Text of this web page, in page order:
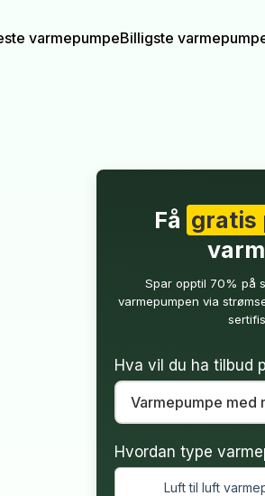
varmepumpeBilligste
Få gratis
Spar opptil 70% på
varmepumpen via
Hva vil du ha tilbud
Hvordan type
Luft til luft